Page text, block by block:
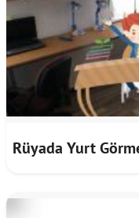
Rüyada Yurt